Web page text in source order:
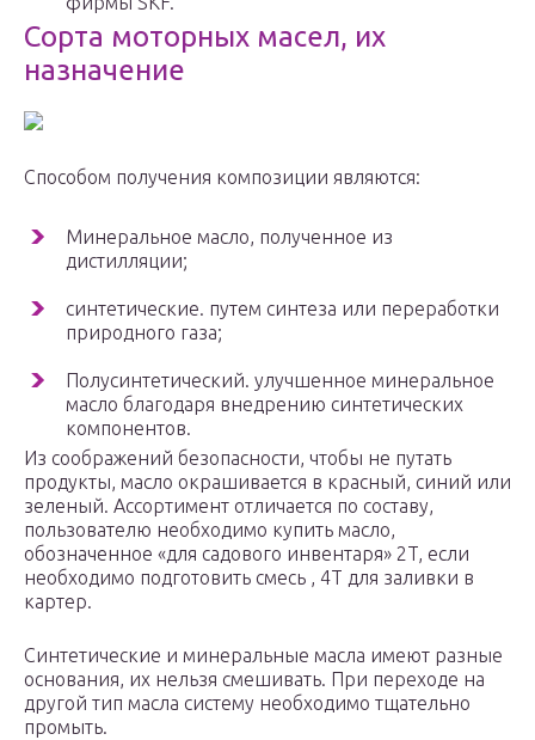
Сорта моторных масел, их
назначение
Способом получения композиции являются:
Минеральное масло, полученное из
дистилляции;
синтетические. путем синтеза или переработки
природного газа;
Полусинтетический. улучшенное минеральное
масло благодаря внедрению синтетических
компонентов.
Из соображений безопасности, чтобы не путать
продукты, масло окрашивается в красный, синий или
зеленый. Ассортимент отличается по составу,
пользователю необходимо купить масло,
обозначенное «для садового инвентаря» 2T, если
необходимо подготовить смесь , 4T для заливки в
картер.
Синтетические и минеральные масла имеют разные
основания, их нельзя смешивать. При переходе на
другой тип масла систему необходимо тщательно
промыть.